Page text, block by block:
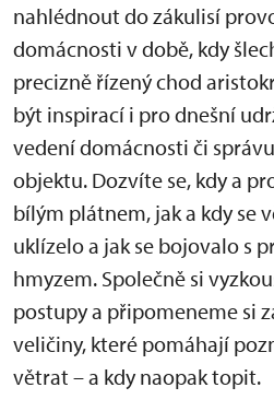
nahlédnout do zákulisí
domácnosti v době, kdy
precizně řízený chod
být inspirací i pro dnešní
vedení domácnosti či
objektu. Dozvíte se, kdy a
bílým plátnem, jak a kdy se
uklízelo a jak se bojovalo s
hmyzem. Společně si
postupy a připomeneme si
veličiny, které pomáhají
větrat – a kdy naopak topit.